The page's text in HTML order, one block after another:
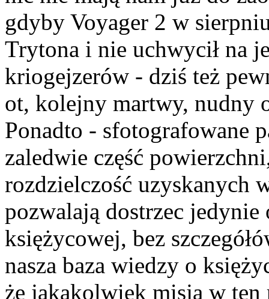
gdyby Voyager 2 w
Trytona i nie uchwycił na
kriogejzerów - dziś też
ot, kolejny martwy, nudny
Ponadto - sfotografowane
zaledwie część
rozdzielczość uzyskanych
pozwalają dostrzec
księżycowej, bez
nasza baza wiedzy o
że jakakolwiek misja w